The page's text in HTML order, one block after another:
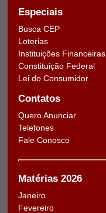
Especiais
Busca CEP
Loterias
Instituições Financeiras
Constituição Federal
Lei do Consumidor
Contatos
Quero Anunciar
Telefones
Fale Conosco
Matérias 2026
Janeiro
Fevereiro